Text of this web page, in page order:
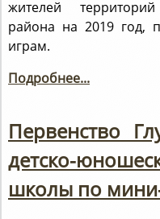
жителей
района на 2019 год,
играм.
Подробнее...
Первенство
детско-
школы по